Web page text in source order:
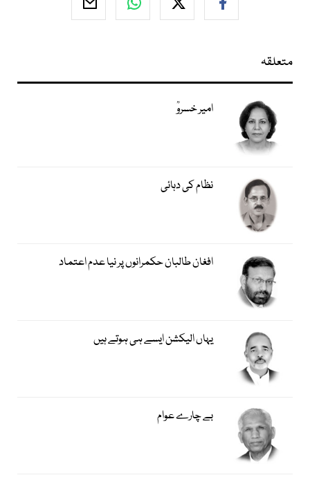
متعلقہ
امیر خسروؒ
نظام کی دہائی
افغان طالبان حکمرانوں پر نیا عدم اعتماد
یہاں الیکشن ایسے ہی ہوتے ہیں
بے چارے عوام